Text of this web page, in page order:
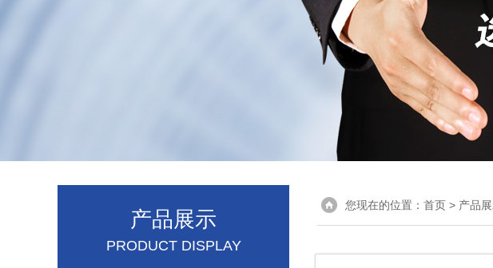
产品展示
PRODUCT DISPLAY
您现在的位置： 首页 > 产品